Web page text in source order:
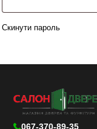
Скинути пароль
067-370-89-35